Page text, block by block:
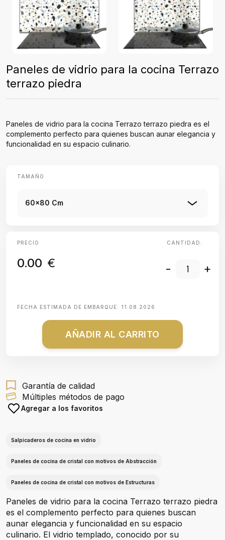
Paneles de vidrio para la cocina Terrazo
terrazo piedra
Paneles de vidrio para la cocina Terrazo terrazo piedra es el
complemento perfecto para quienes buscan aunar elegancia y
funcionalidad en su espacio culinario.
TAMAÑO
60x80 Cm
PRECIO
0.00 €
CANTIDAD:
- +
FECHA ESTIMADA DE EMBARQUE: 11.08.2026
AÑADIR AL CARRITO
Garantía de calidad
Múltiples métodos de pago
Agregar a los favoritos
Salpicaderos de cocina en vidrio
Paneles de cocina de cristal con motivos de Abstracción
Paneles de cocina de cristal con motivos de Estructuras
Paneles de vidrio para la cocina Terrazo terrazo piedra
es el complemento perfecto para quienes buscan
aunar elegancia y funcionalidad en su espacio
culinario. El vidrio templado, conocido por su